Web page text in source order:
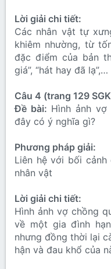
Lời giải chi tiết:
Các nhân vật tự
khiêm nhường, từ
đặc điểm của bản
giá”, “hát hay đã lạ”,…
Câu 4 (trang 129
Đề bài: Hình ảnh
đây có ý nghĩa gì?
Phương pháp giải:
Liên hệ với bối
nhân vật
Lời giải chi tiết:
Hình ảnh vợ chồng
về một gia đình
nhưng đồng thời lại
hận và đau khổ của